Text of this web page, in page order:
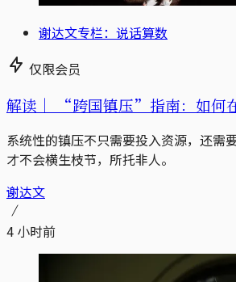
谢达文专栏：说话算数
仅限会员
解读｜ “跨国镇压”指南：如何
系统性的镇压不只需要投入资源，还需
才不会横生枝节，所托非人。
谢达文
4 小时前